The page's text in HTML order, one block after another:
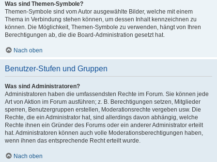
Was sind Themen-Symbole?
Themen-Symbole sind vom Autor ausgewählte Bilder, welche mit einem
Thema in Verbindung stehen können, um dessen Inhalt kennzeichnen zu
können. Die Möglichkeit, Themen-Symbole zu verwenden, hängt von Ihren
Berechtigungen ab, die die Board-Administration gesetzt hat.
Nach oben
Benutzer-Stufen und Gruppen
Was sind Administratoren?
Administratoren haben die umfassendsten Rechte im Forum. Sie können jede
Art von Aktion im Forum ausführen; z. B. Berechtigungen setzen, Mitglieder
sperren, Benutzergruppen erstellen, Moderationsrechte vergeben usw. Die
Rechte, die ein Administrator hat, sind allerdings davon abhängig, welche
Rechte ihnen ein Gründer des Forums oder ein anderer Administrator erteilt
hat. Administratoren können auch volle Moderationsberechtigungen haben,
wenn ihnen das entsprechende Recht erteilt wurde.
Nach oben